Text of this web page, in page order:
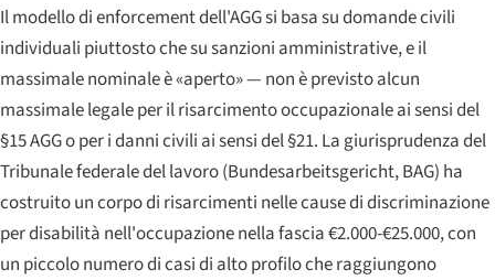
Il modello di enforcement dell'AGG si basa su domande civili
individuali piuttosto che su sanzioni amministrative, e il
massimale nominale è «aperto» — non è previsto alcun
massimale legale per il risarcimento occupazionale ai sensi del
§15 AGG o per i danni civili ai sensi del §21. La giurisprudenza del
Tribunale federale del lavoro (Bundesarbeitsgericht, BAG) ha
costruito un corpo di risarcimenti nelle cause di discriminazione
per disabilità nell'occupazione nella fascia €2.000-€25.000, con
un piccolo numero di casi di alto profilo che raggiungono